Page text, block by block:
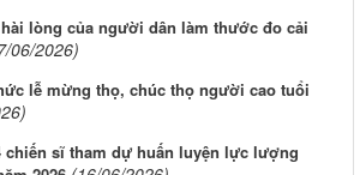
lòng của người dân làm thước đo cải
06/2026)
lễ mừng thọ, chúc thọ người cao tuổi
chiến sĩ tham dự huấn luyện lực lượng